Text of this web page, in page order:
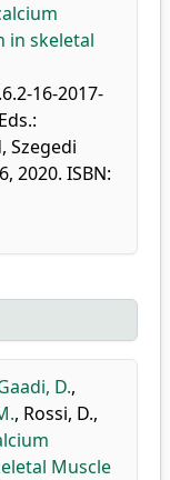
in skeletal
16-2017-
Szegedi
2020. ISBN:
D.,
, Rossi, D.,
Muscle